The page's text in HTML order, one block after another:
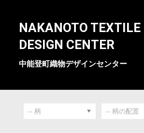
NAKANOTO TEXTILE
DESIGN CENTER
中能登町織物デザインセンター